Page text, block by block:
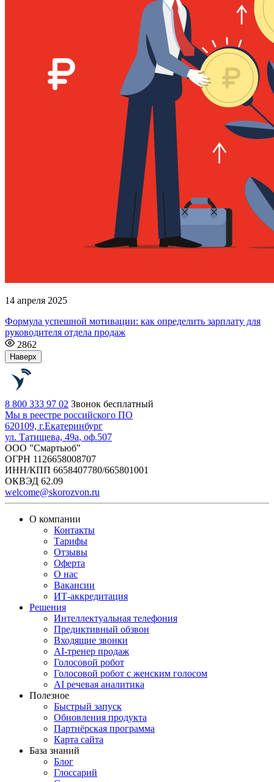
14 апреля 2025
Формула успешной мотивации: как определить зарплату для
руководителя отдела продаж
2862
Наверх
8 800 333 97 02 Звонок бесплатный
Мы в реестре российского ПО
620109, г.Екатеринбург
ул. Татищева, 49а, оф.507
ООО "Смартьюб"
ОГРН 1126658008707
ИНН/КПП 6658407780/665801001
ОКВЭД 62.09
welcome@skorozvon.ru
О компании
Контакты
Тарифы
Отзывы
Оферта
О нас
Вакансии
ИТ-аккредитация
Решения
Интеллектуальная телефония
Предиктивный обзвон
Входящие звонки
AI-тренер продаж
Голосовой робот
Голосовой робот с женским голосом
AI речевая аналитика
Полезное
Быстрый запуск
Обновления продукта
Партнёрская программа
Карта сайта
База знаний
Блог
Глоссарий